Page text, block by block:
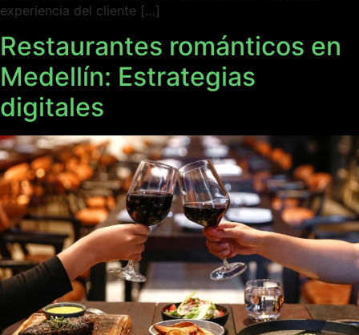
experiencia del cliente […]
Restaurantes románticos en
Medellín: Estrategias
digitales